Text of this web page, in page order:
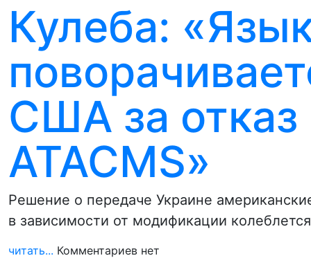
Кулеба:
США за отказ
ATACMS»
Решение о передаче Украине
в зависимости от модификации
читать... Комментариев нет